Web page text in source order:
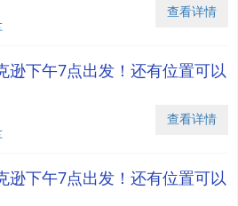
查看详情
逊下午7点出发！还有位置可以
查看详情
逊下午7点出发！还有位置可以